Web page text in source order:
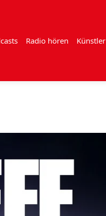
Radio hören Künstler